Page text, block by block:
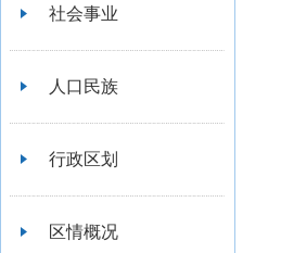
社会事业
人口民族
行政区划
区情概况